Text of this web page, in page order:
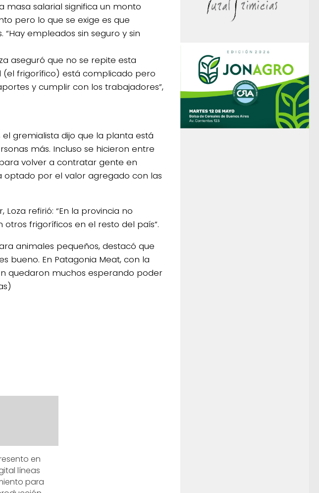
masa salarial significa un monto
pero lo que se exige es que
empleados sin seguro y sin
aseguró que no se repite esta
(el frigorífico) está complicado pero
y cumplir con los trabajadores”,
gremialista dijo que la planta está
más. Incluso se hicieron entre
volver a contratar gente en
optado por el valor agregado con las
refirió: “En la provincia no
frigoríficos en el resto del país”.
animales pequeños, destacó que
bueno. En Patagonia Meat, con la
quedaron muchos esperando poder
en
líneas
para